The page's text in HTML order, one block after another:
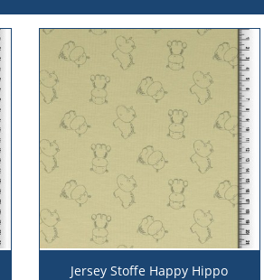
Jersey Stoffe Happy Hippo